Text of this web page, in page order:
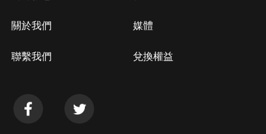
關於我們
聯繫我們
媒體
兌換權益